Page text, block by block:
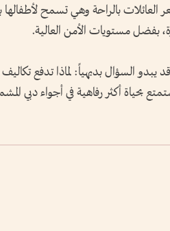
بالراحة وهي تسمح لأطفالها
بفضل مستويات الأمن العالية.
يبدو السؤال بديهياً: لماذا تدفع
بحياة أكثر رفاهية في أجواء دبي